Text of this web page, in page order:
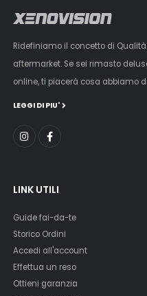
Ridefiniamo il concetto di
aftermarket. Se sei rimasto
online, ti piacerà cosa abbiamo
LEGGI DI PIU'
LINK UTILI
Guide fai-da-te
Storico Ordini
Accedi all'account
Effettua un reso
Ottieni garanzia